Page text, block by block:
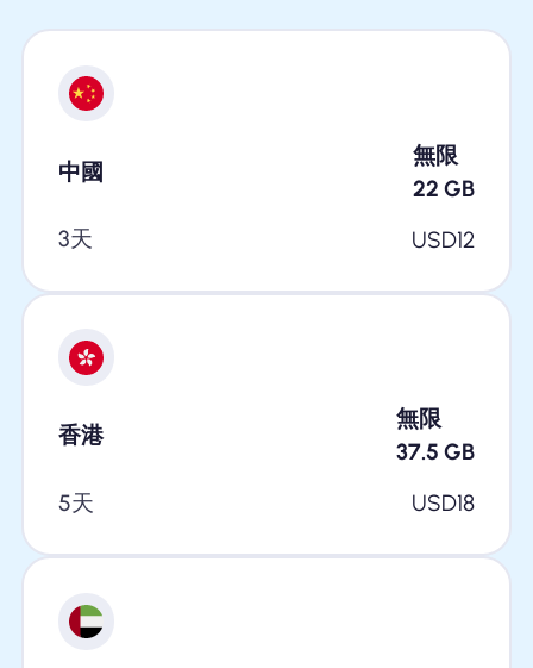
中國
無限
22 GB
3天
USD12
香港
無限
37.5 GB
5天
USD18